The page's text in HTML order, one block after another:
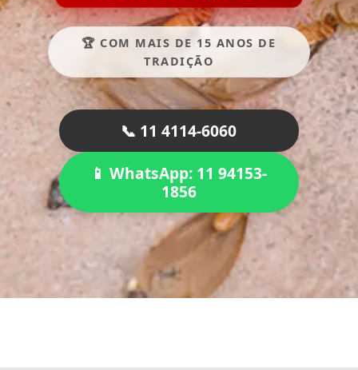
🏆 COM MAIS DE 15 ANOS DE
TRADIÇÃO
📞 11 4114-6060
📱 WhatsApp: 11 94153-
1856